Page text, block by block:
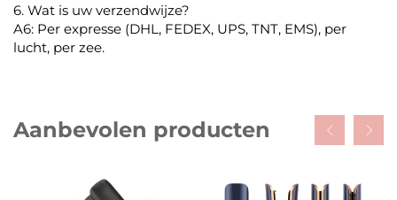
6. Wat is uw verzendwijze?
A6: Per expresse (DHL, FEDEX, UPS, TNT, EMS), per
lucht, per zee.
Aanbevolen producten